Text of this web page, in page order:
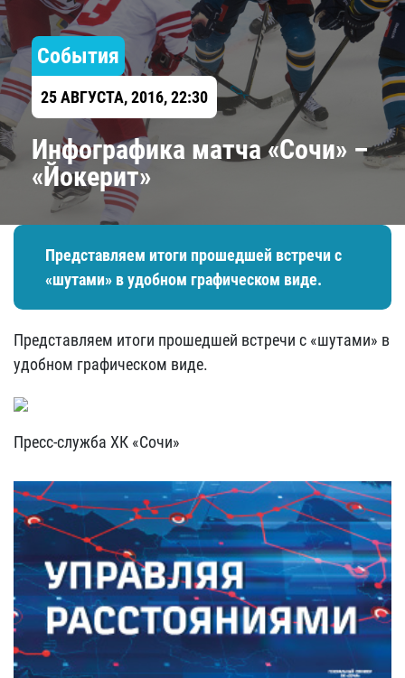
События
25 АВГУСТА, 2016, 22:30
Инфографика матча «Сочи» –
«Йокерит»
Представляем итоги прошедшей встречи с
«шутами» в удобном графическом виде.
Представляем итоги прошедшей встречи с «шутами» в
удобном графическом виде.
Пресс-служба ХК «Сочи»